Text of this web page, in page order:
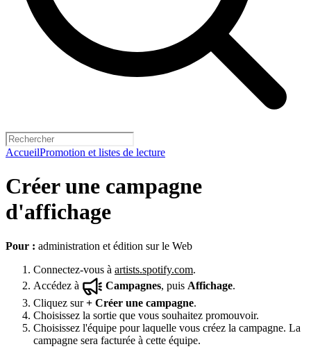
AccueilPromotion et listes de lecture
Créer une campagne
d'affichage
Pour : administration et édition sur le Web
Connectez-vous à artists.spotify.com.
Accédez à
Campagnes, puis Affichage.
Cliquez sur+ Créer une campagne.
Choisissez la sortie que vous souhaitez promouvoir.
Choisissez l'équipe pour laquelle vous créez la campagne. La
campagne sera facturée à cette équipe.